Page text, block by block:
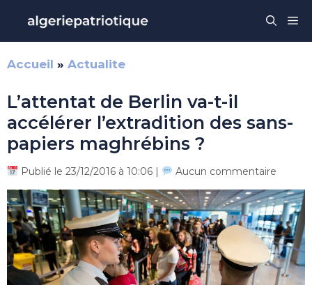
contenu
Accueil » Actualite
L’attentat de Berlin va-t-il
accélérer l’extradition des sans-
papiers maghrébins ?
Publié le 23/12/2016 à 10:06 | Aucun commentaire